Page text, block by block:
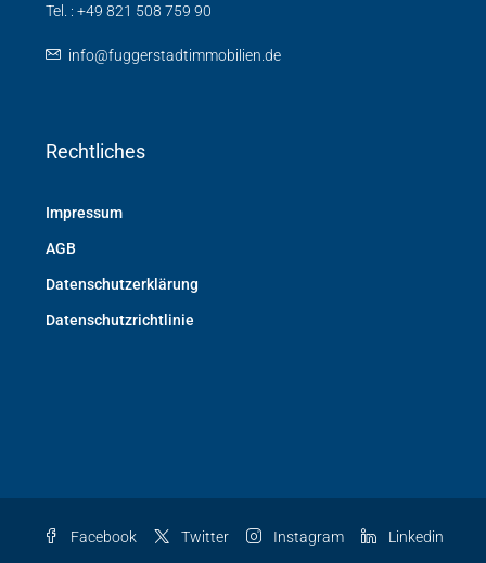
Tel. : +49 821 508 759 90
info@fuggerstadtimmobilien.de
Rechtliches
Impressum
AGB
Datenschutzerklärung
Datenschutzrichtlinie
Facebook Twitter Instagram Linkedin